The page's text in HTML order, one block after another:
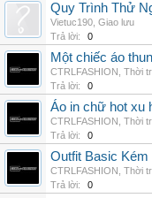
Quy Trình Thử
Vietuc190 Giao lưu
Trả lời:
0
Một chiếc áo
CTRLFASHION Thời
Trả lời:
0
Áo in chữ hot xu
CTRLFASHION Thời
Trả lời:
0
Outfit Basic
CTRLFASHION Thời
Trả lời:
0